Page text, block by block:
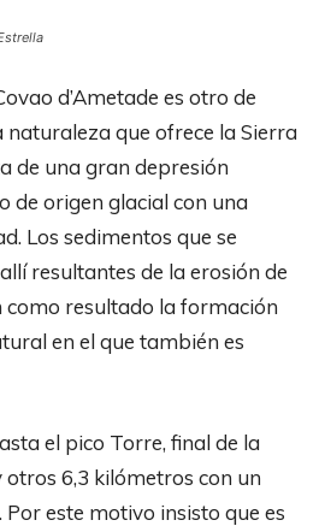
d’Ametade es otro de
naturaleza que ofrece la Sierra
de una gran depresión
de origen glacial con una
Los sedimentos que se
resultantes de la erosión de
como resultado la formación
en el que también es
el pico Torre, final de la
otros 6,3 kilómetros con un
este motivo insisto que es